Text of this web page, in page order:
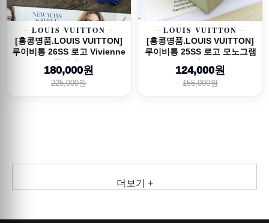
LOUIS VUITTON
[홍콩명품.LOUIS VUITTON]
루이비통 26SS 로고 Vivienne
목걸이...
180,000원
225,000원
LOUIS VUITTON
[홍콩명품.LOUIS VUITTON]
루이비통 25SS 로고 모노그램
크리스...
124,000원
155,000원
더보기 +